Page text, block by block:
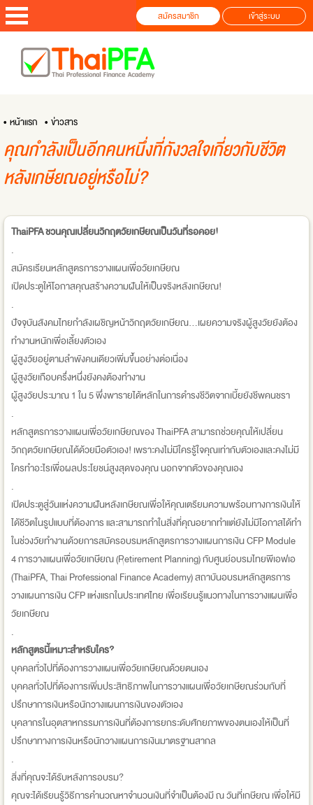
สมัครสมาชิก เข้าสู่ระบบ
• หน้าแรก • ข่าวสาร
คุณกำลังเป็นอีกคนหนึ่งที่กังวลใจเกี่ยวกับชีวิต
หลังเกษียณอยู่หรือไม่?
ThaiPFA ชวนคุณเปลี่ยนวิกฤตวัยเกษียณเป็นวันที่รอคอย!
.
สมัครเรียนหลักสูตรการวางแผนเพื่อวัยเกษียณ
เปิดประตูให้โอกาสคุณสร้างความฝันให้เป็นจริงหลังเกษียณ!
.
ปัจจุบันสังคมไทยกำลังเผชิญหน้าวิกฤตวัยเกษียณ...เผยความจริงผู้สูงวัยยังต้อง
ทำงานหนักเพื่อเลี้ยงตัวเอง
ผู้สูงวัยอยู่ตามลำพังคนเดียวเพิ่มขึ้นอย่างต่อเนื่อง
ผู้สูงวัยเกือบครึ่งหนึ่งยังคงต้องทำงาน
ผู้สูงวัยประมาณ 1 ใน 5 พึ่งพารายได้หลักในการดำรงชีวิตจากเบี้ยยังชีพคนชรา
.
หลักสูตรการวางแผนเพื่อวัยเกษียณของ ThaiPFA สามารถช่วยคุณให้เปลี่ยน
วิกฤตวัยเกษียณได้ด้วยมือตัวเอง! เพราะคงไม่มีใครรู้ใจคุณเท่ากับตัวเองและคงไม่มี
ใครทำอะไรเพื่อผลประโยชน์สูงสุดของคุณ นอกจากตัวของคุณเอง
.
เปิดประตูสู่วันแห่งความฝันหลังเกษียณเพื่อให้คุณเตรียมความพร้อมทางการเงินให้
ได้ชีวิตในรูปแบบที่ต้องการ และสามารถทำในสิ่งที่คุณอยากทำแต่ยังไม่มีโอกาสได้ทำ
ในช่วงวัยทำงานด้วยการสมัครอบรมหลักสูตรการวางแผนการเงิน CFP Module
4 การวางแผนเพื่อวัยเกษียณ (Retirement Planning) กับศูนย์อบรมไทยพีเอฟเอ
(ThaiPFA, Thai Professional Finance Academy) สถาบันอบรมหลักสูตรการ
วางแผนการเงิน CFP แห่งแรกในประเทศไทย เพื่อเรียนรู้แนวทางในการวางแผนเพื่อ
วัยเกษียณ
.
หลักสูตรนี้เหมาะสำหรับใคร?
บุคคลทั่วไปที่ต้องการวางแผนเพื่อวัยเกษียณด้วยตนเอง
บุคคลทั่วไปที่ต้องการเพิ่มประสิทธิภาพในการวางแผนเพื่อวัยเกษียณร่วมกับที่
ปรึกษาการเงินหรือนักวางแผนการเงินของตัวเอง
บุคลากรในอุตสาหกรรมการเงินที่ต้องการยกระดับศักยภาพของตนเองให้เป็นที่
ปรึกษาทางการเงินหรือนักวางแผนการเงินมาตรฐานสากล
.
สิ่งที่คุณจะได้รับหลังการอบรม?
คุณจะได้เรียนรู้วิธีการคำนวณหาจำนวนเงินที่จำเป็นต้องมี ณ วันที่เกษียณ เพื่อให้มี